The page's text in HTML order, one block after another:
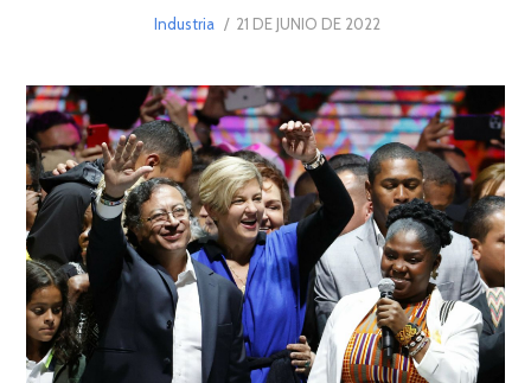
Industria
POSTED
21 DE JUNIO DE 2022
DE
2022